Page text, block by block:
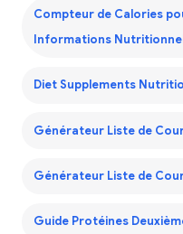
Compteur de Calories
Informations
Diet Supplements
Générateur Liste de
Générateur Liste de
Guide Protéines